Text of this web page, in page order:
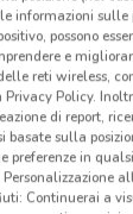
informazioni sulle
possono
e
reti wireless,
Policy.
di report,
basate sulla
preferenze in
Continuerai a